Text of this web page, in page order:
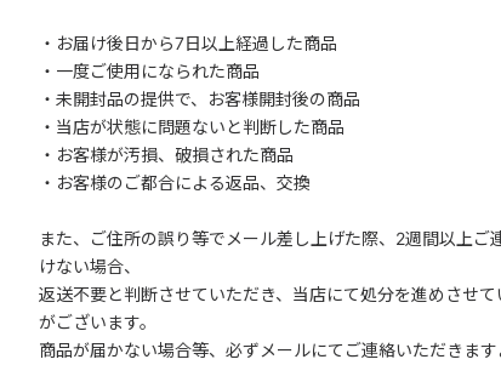
・お届け後日から7日以上経過した商品
・一度ご使用になられた商品
・未開封品の提供で、お客様開封後の商品
・当店が状態に問題ないと判断した商品
・お客様が汚損、破損された商品
・お客様のご都合による返品、交換
また、ご住所の誤り等でメール差し上げた際、2週間以上ご
けない場合、
返送不要と判断させていただき、当店にて処分を進めさせ
がございます。
商品が届かない場合等、必ずメールにてご連絡いただきま